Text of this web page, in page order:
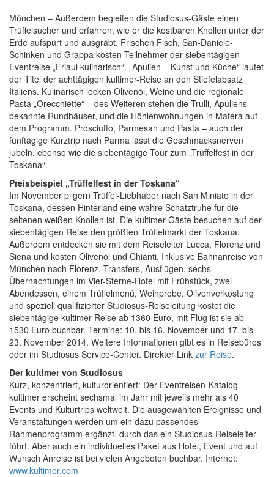
München – Außerdem begleiten die Studiosus-Gäste einen
Trüffelsucher und erfahren, wie er die kostbaren Knollen unter der
Erde aufspürt und ausgräbt. Frischen Fisch, San-Daniele-
Schinken und Grappa kosten Teilnehmer der siebentägigen
Eventreise „Friaul kulinarisch“. „Apulien – Kunst und Küche“ lautet
der Titel der achttägigen kultimer-Reise an den Stiefelabsatz
Italiens. Kulinarisch locken Olivenöl, Weine und die regionale
Pasta „Orecchiette“ – des Weiteren stehen die Trulli, Apuliens
bekannte Rundhäuser, und die Höhlenwohnungen in Matera auf
dem Programm. Prosciutto, Parmesan und Pasta – auch der
fünftägige Kurztrip nach Parma lässt die Geschmacksnerven
jubeln, ebenso wie die siebentägige Tour zum „Trüffelfest in der
Toskana“.
Preisbeispiel „Trüffelfest in der Toskana“
Im November pilgern Trüffel-Liebhaber nach San Miniato in der
Toskana, dessen Hinterland eine wahre Schatztruhe für die
seltenen weißen Knollen ist. Die kultimer-Gäste besuchen auf der
siebentägigen Reise den größten Trüffelmarkt der Toskana.
Außerdem entdecken sie mit dem Reiseleiter Lucca, Florenz und
Siena und kosten Olivenöl und Chianti. Inklusive Bahnanreise von
München nach Florenz, Transfers, Ausflügen, sechs
Übernachtungen im Vier-Sterne-Hotel mit Frühstück, zwei
Abendessen, einem Trüffelmenü, Weinprobe, Olivenverkostung
und speziell qualifizierter Studiosus-Reiseleitung kostet die
siebentägige kultimer-Reise ab 1360 Euro, mit Flug ist sie ab
1530 Euro buchbar. Termine: 10. bis 16. November und 17. bis
23. November 2014. Weitere Informationen gibt es in Reisebüros
oder im Studiosus Service-Center. Direkter Link zur Reise.
Der kultimer von Studiosus
Kurz, konzentriert, kulturorientiert: Der Eventreisen-Katalog
kultimer erscheint sechsmal im Jahr mit jeweils mehr als 40
Events und Kulturtrips weltweit. Die ausgewählten Ereignisse und
Veranstaltungen werden um ein dazu passendes
Rahmenprogramm ergänzt, durch das ein Studiosus-Reiseleiter
führt. Aber auch ein individuelles Paket aus Hotel, Event und auf
Wunsch Anreise ist bei vielen Angeboten buchbar. Internet:
www.kultimer.com